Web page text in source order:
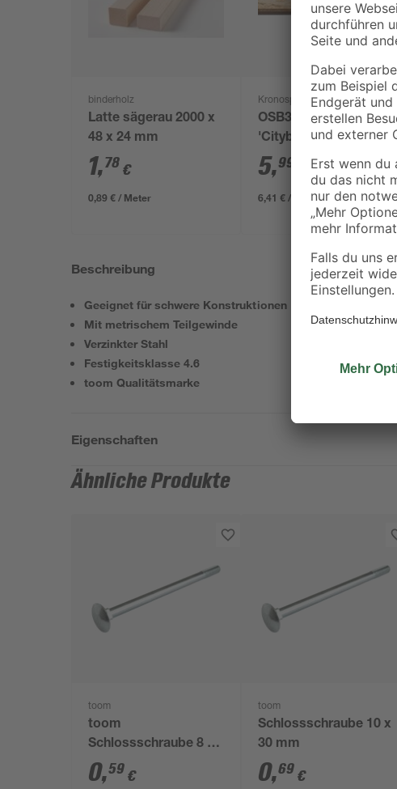
binderholz
Latte sägerau 2000 x
48 x 24 mm
1,78 €
0,89 € / Meter
Kronospan
OSB3-Verlegeplatte
'Cityboard'
ungeschliffen 1690 x
634 x 12 mm
5,99
/ m²
6,41 € / Pack
Beschreibung
Geeignet für schwere Konstruktionen
Mit metrischem Teilgewinde
Verzinkter Stahl
Festigkeitsklasse 4.6
toom Qualitätsmarke
Eigenschaften
Ähnliche Produkte
toom
toom
Schlossschraube 8 x
40 mm
0,59 €
toom
Schlossschraube 10 x
30 mm
0,69 €